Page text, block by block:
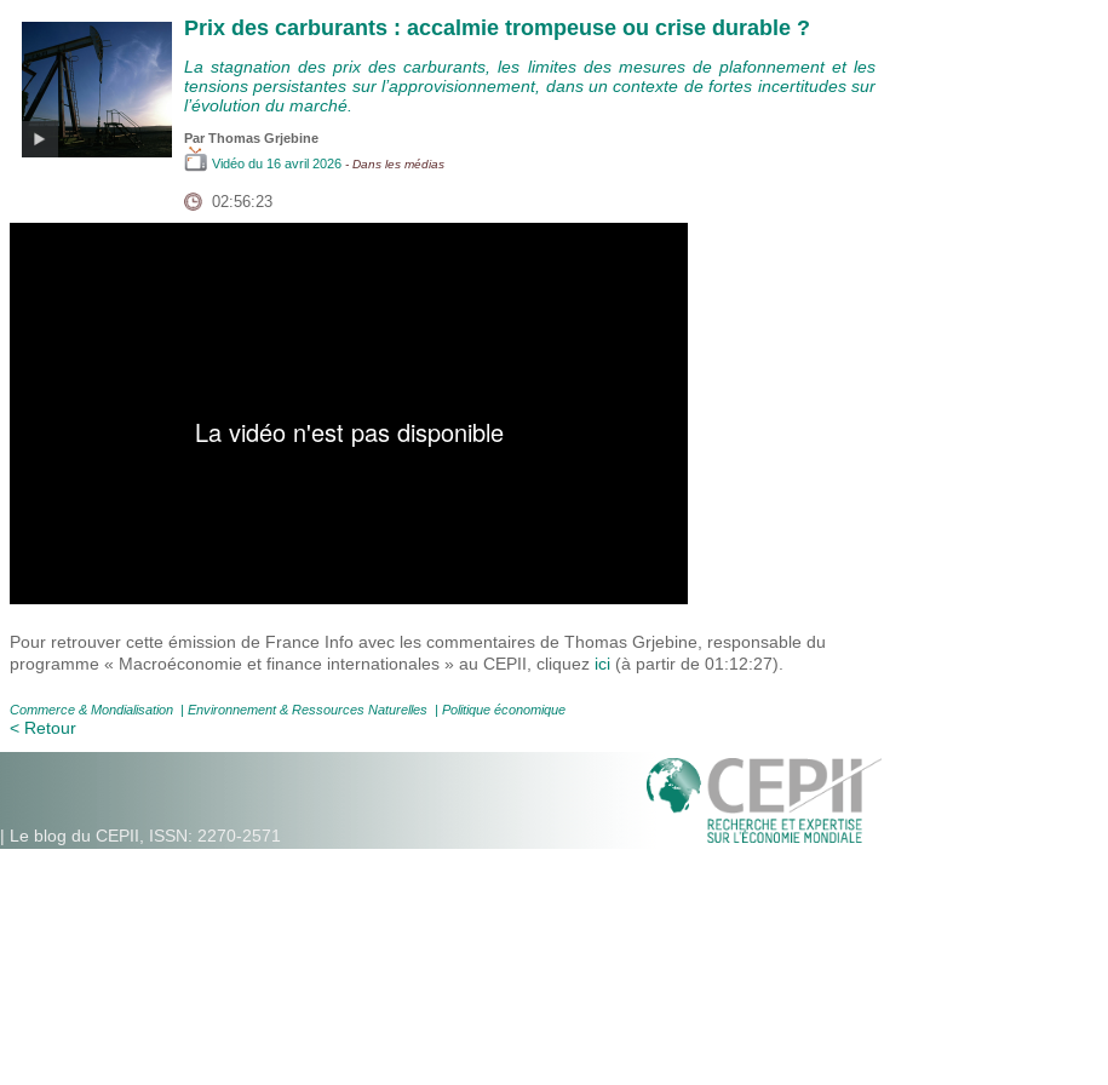
Prix des carburants : accalmie trompeuse ou crise durable ?
La stagnation des prix des carburants, les limites des mesures de plafonnement et les
tensions persistantes sur l’approvisionnement, dans un contexte de fortes incertitudes sur
l’évolution du marché.
Par Thomas Grjebine
Vidéo du 16 avril 2026 - Dans les médias
02:56:23
Pour retrouver cette émission de France Info avec les commentaires de Thomas Grjebine, responsable du
programme « Macroéconomie et finance internationales » au CEPII, cliquez ici (à partir de 01:12:27).
Commerce & Mondialisation Environnement & Ressources Naturelles Politique économique
< Retour
| Le blog du CEPII, ISSN: 2270-2571